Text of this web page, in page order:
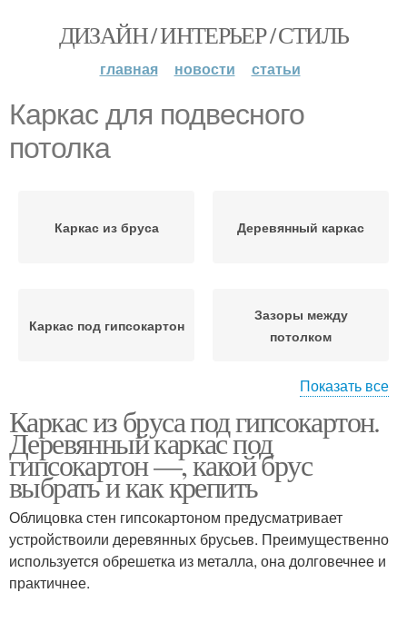
ДИЗАЙН / ИНТЕРЬЕР / СТИЛЬ
главная новости статьи
Каркас для подвесного
потолка
Каркас из бруса Деревянный каркас
Каркас под гипсокартон
Зазоры между
потолком
Реечный каркас
гипсокартона
Профили для каркаса Каркас для перегородок
Показать все
Каркас из бруса под гипсокартон.
Деревянный каркас под
гипсокартон —, какой брус
выбрать и как крепить
Облицовка стен гипсокартоном предусматривает
устройствоили деревянных брусьев. Преимущественно
используется обрешетка из металла, она долговечнее и
практичнее.